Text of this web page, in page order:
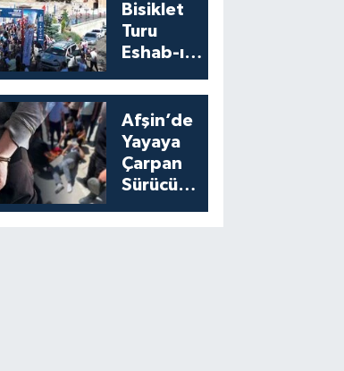
Bisiklet
Turu
Eshab-ı
Start Aldı
Afşin’de
Yayaya
Çarpan
Sürücü